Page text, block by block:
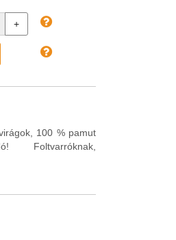
+
100 % pamut
Foltvarróknak,